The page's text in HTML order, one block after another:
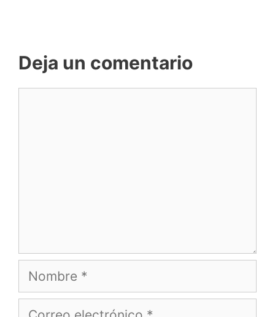
Deja un comentario
Nombre
Correo